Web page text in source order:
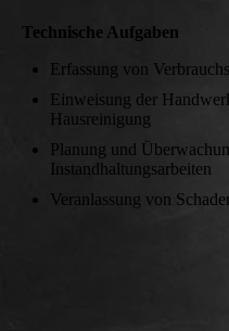
Technische Aufgaben
Erfassung von
Einweisung der
Hausreinigung
Planung und
Instandhaltungsarbeiten
Veranlassung von